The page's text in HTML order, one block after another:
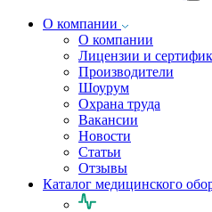
О компании
О компании
Лицензии и
Производители
Шоурум
Охрана труда
Вакансии
Новости
Статьи
Отзывы
Каталог медицинского